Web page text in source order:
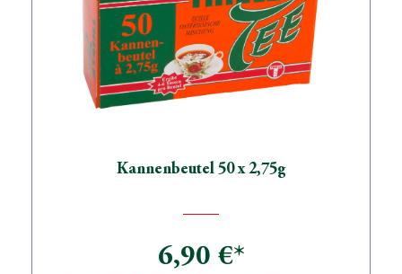
Kannenbeutel 50 x 2,75g
6,90 €*